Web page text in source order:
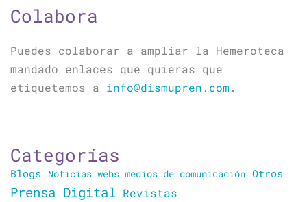
Colabora
Puedes colaborar a ampliar la Hemeroteca
mandado enlaces que quieras que
etiquetemos a info@dismupren.com .
Categorías
Blogs Noticias webs medios de comunicación Otros
Prensa Digital Revistas